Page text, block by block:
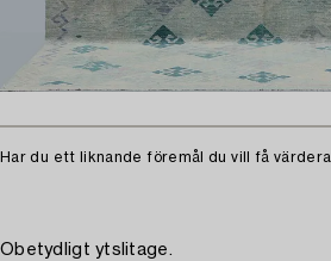
Har du ett liknande föremål du vill få
Obetydligt ytslitage.